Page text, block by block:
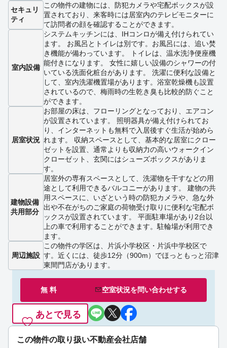
セキュリ
ティ
この物件の建物には、防犯カメラや宅配ボックスが設
置されており、来客時には居室内のテレビモニターに
て訪問者の顔を確認することができます。
室内設備
システムキッチンには、IHコンロが備え付けられてい
ます。 お風呂とトイレは別です。お風呂には、追い焚
き機能が備わっています。 トイレは、温水洗浄便座機
能付きになります。 女性に嬉しい設備のシャワーの付
いている洗面化粧台があります。 洗濯に便利な設備と
して、室内洗濯機置場があります。浴室乾燥機も設置
されているので、梅雨時の生乾き臭も比較的防ぐこと
ができます。
居室状況
お部屋の床は、フローリングとなっており、エアコン
が設置されています。 照明器具が備え付けられてお
り、インターネットも無料で入居後すぐ生活が始めら
れます。 収納スペースとして、基本的な居室にクロー
ゼットを設置、通常よりも収納力の高いウォークイン
クローゼット、玄関にはシューズボックスがありま
す。
建物設備
共用部分
居室外の専有スペースとして、洗濯物を干すなどの用
途として利用できるバルコニーがあります。 建物の共
用スペースに、いざという時の防犯カメラや、急な外
出や不在がちのご家庭の荷物受け取りに便利な宅配ボ
ックスが設置されています。 平面駐車場があり2台以
上の車で利用することができます。駐輪場が利用でき
ます。
周辺施設
この物件の学区は、片浜小学校区・片浜中学校区で
す。近くには、徒歩12分（900m）でほっともっと沼津
東間門店があります。
無 料 空室状況を問い合わせする
あとで見る
この物件の取り扱い不動産会社店舗